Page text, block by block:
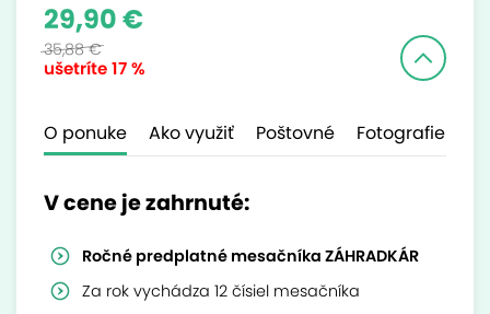
ušetríte17 %
29,90 €
35,88 €
O ponuke Ako využiť Poštovné Fotografie
V cene je zahrnuté:
Ročné predplatné mesačníka ZÁHRADKÁR
Za rok vychádza 12 čísiel mesačníka